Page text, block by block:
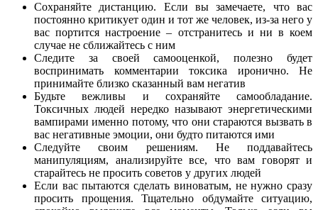
Сохраняйте дистанцию. Если вы замечаете, что вас
постоянно критикует один и тот же человек, из-за него у
вас портится настроение – отстранитесь и ни в коем
случае не сближайтесь с ним
Следите за своей самооценкой, полезно будет
воспринимать комментарии токсика иронично. Не
принимайте близко сказанный вам негатив
Будьте вежливы и сохраняйте самообладание.
Токсичных людей нередко называют энергетическими
вампирами именно потому, что они стараются вызвать в
вас негативные эмоции, они будто питаются ими
Следуйте своим решениям. Не поддавайтесь
манипуляциям, анализируйте все, что вам говорят и
старайтесь не просить советов у других людей
Если вас пытаются сделать виноватым, не нужно сразу
просить прощения. Тщательно обдумайте ситуацию,